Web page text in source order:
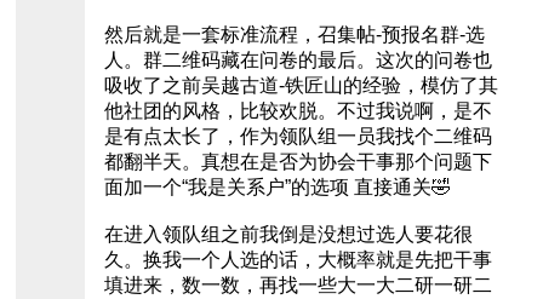
然后就是一套标准流程，召集帖-预报名群-选
人。群二维码藏在问卷的最后。这次的问卷也
吸收了之前吴越古道-铁匠山的经验，模仿了其
他社团的风格，比较欢脱。不过我说啊，是不
是有点太长了，作为领队组一员我找个二维码
都翻半天。真想在是否为协会干事那个问题下
面加一个“我是关系户”的选项 直接通关🤣
在进入领队组之前我倒是没想过选人要花很
久。换我一个人选的话，大概率就是先把干事
填进来，数一数，再找一些大一大二研一研二